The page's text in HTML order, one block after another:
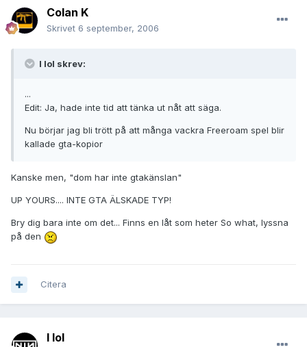
Colan K
Skrivet 6 september, 2006
I lol skrev:
...
Edit: Ja, hade inte tid att tänka ut nåt att säga.
Nu börjar jag bli trött på att många vackra Freeroam spel blir
kallade gta-kopior
Kanske men, "dom har inte gtakänslan"
UP YOURS.... INTE GTA ÄLSKADE TYP!
Bry dig bara inte om det... Finns en låt som heter So what, lyssna
på den
Citera
I lol